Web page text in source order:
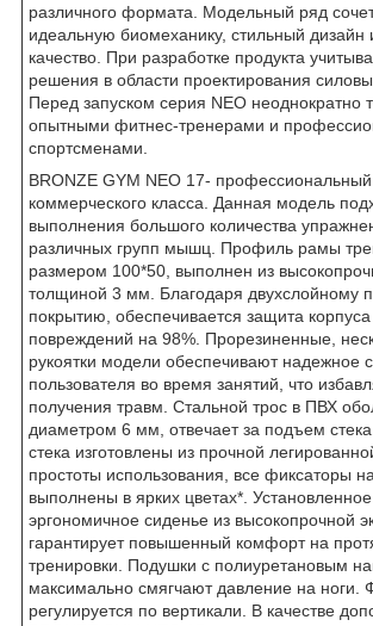
различного формата. Модельный ряд
идеальную биомеханику, стильный дизайн
качество. При разработке продукта
решения в области проектирования
Перед запуском серия NEO неоднократно
опытными фитнес-тренерами и
спортсменами.
BRONZE GYM NEO 17-
коммерческого класса. Данная модель
выполнения большого количества
различных групп мышц. Профиль рамы
размером 100*50, выполнен из
толщиной 3 мм. Благодаря двухслойному
покрытию, обеспечивается защита
повреждений на 98%. Прорезиненные,
рукоятки модели обеспечивают надежное
пользователя во время занятий, что
получения травм. Стальной трос в ПВХ
диаметром 6 мм, отвечает за подъем
стека изготовлены из прочной
простоты использования, все фиксаторы
выполнены в ярких цветах*.
эргономичное сиденье из высокопрочной
гарантирует повышенный комфорт на
тренировки. Подушки с полиуретановым
максимально смягчают давление на ноги.
регулируется по вертикали. В качестве